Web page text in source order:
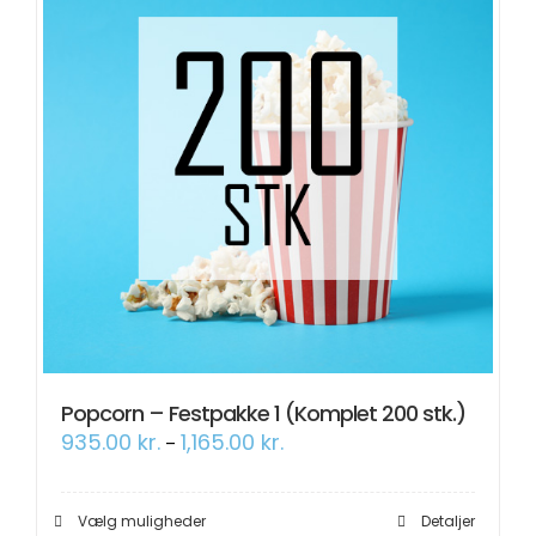
varesiden
Popcorn – Festpakke 1 (Komplet 200 stk.)
935.00 kr. – 1,165.00 kr.935.00 kr.
Vælg mulighederDette
Detaljer